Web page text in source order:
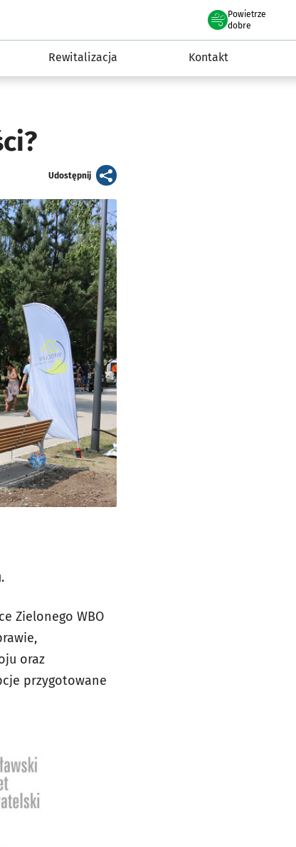
Powietrze
we Wrocławiu
dobre
Rewitalizacja Kontakt
Udostępnijartykuł
Zielonego WBO
oraz
przygotowane